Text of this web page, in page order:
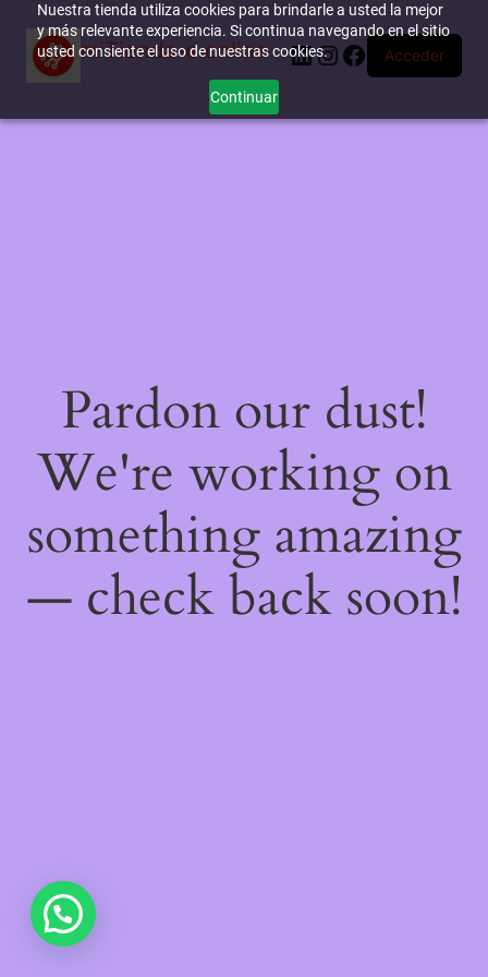
Nuestra tienda utiliza cookies para brindarle a usted la mejor
y más relevante experiencia. Si continua navegando en el sitio
usted consiente el uso de nuestras cookies.
Continuar
miTienda-e.online LinkedIn
Instagram
Facebook
Acceder
Pardon our dust!
We're working on
something amazing
— check back soon!